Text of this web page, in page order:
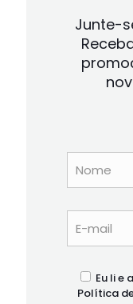
Junte-
Eu li e
Política